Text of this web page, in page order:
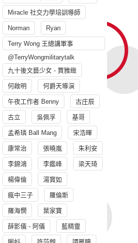
Miracle 社交力學培訓導師
Norman Ryan
Terry Wong 王總講軍事
@TerryWongmilitarytalk
九十後文藝少女 - 賈雅緻
何啟明 何爵天導演
午夜工作者 Benny 古庄辰
古立 吳佩孚 基哥
孟希璘 Ball Mang 宋浩暉
康常治 張曉嵐 朱利安
李錦鴻 李鑑峰 梁天琦
楊偉倫 湯寳如
瘋中三子 羅倫斯
羅海憫 葉家寶
薛影儀 - 阿儀 藍精靈